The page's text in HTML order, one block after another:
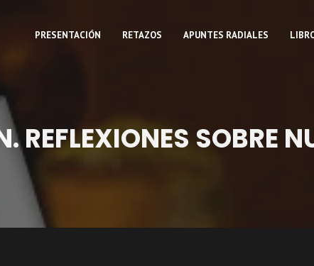
PRESENTACIÓN RETAZOS APUNTES RADIALES
REFLEXIONES SOBRE